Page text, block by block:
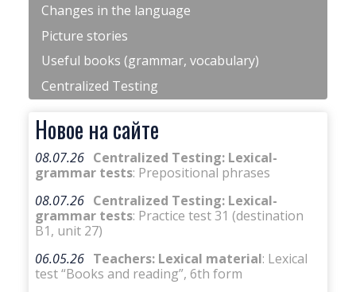
Changes in the language
Picture stories
Useful books (grammar, vocabulary)
Centralized Testing
Новое на сайте
08.07.26 Centralized Testing: Lexical-
grammar tests: Prepositional phrases
08.07.26 Centralized Testing: Lexical-
grammar tests: Practice test 31 (destination
B1, unit 27)
06.05.26 Teachers: Lexical material: Lexical
test “Books and reading”, 6th form